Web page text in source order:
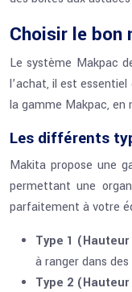
Choisir le bon
Le système Makpac
l’achat, il est
la gamme Makpac,
Les différents
Makita propose une
permettant une
parfaitement à votre
Type 1 (Hauteur
à ranger dans
Type 2 (Hauteur